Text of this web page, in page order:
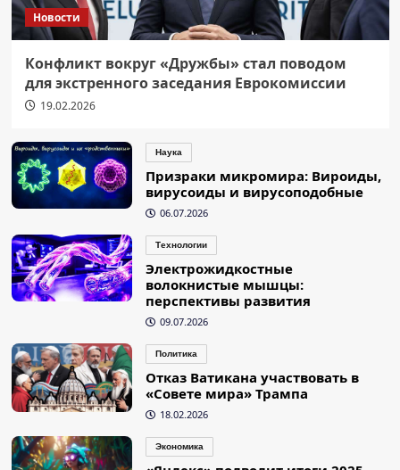
Новости
Конфликт вокруг «Дружбы» стал поводом
для экстренного заседания Еврокомиссии
19.02.2026
Наука
Призраки микромира: Вироиды,
вирусоиды и вирусоподобные
06.07.2026
Технологии
Электрожидкостные
волокнистые мышцы:
перспективы развития
09.07.2026
Политика
Отказ Ватикана участвовать в
«Совете мира» Трампа
18.02.2026
Экономика